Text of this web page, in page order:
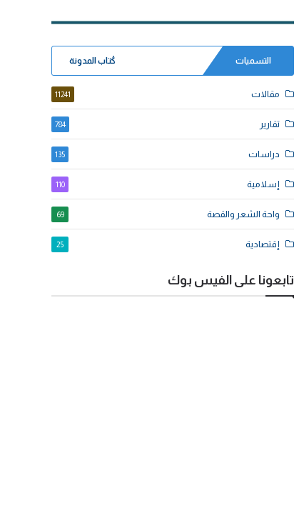
التسميات كُتاب المدونة
مقالات 11241
تقارير 784
دراسات 135
إسلامية 110
واحة الشعر والقصة 69
إقتصادية 25
تابعونا على الفيس بوك